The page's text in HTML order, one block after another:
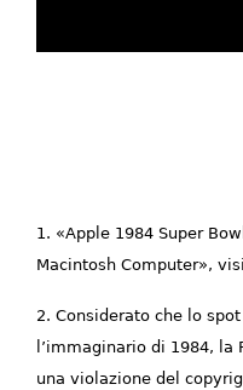
1. «Apple 1984 Super
Macintosh Computer»,
2. Considerato che lo
l’immaginario di 1984,
una violazione del